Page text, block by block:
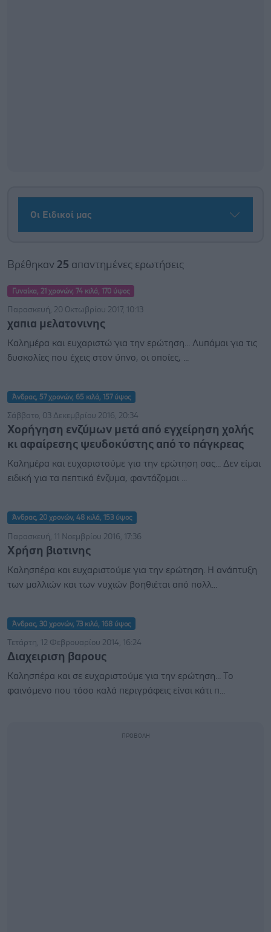
Οι Ειδικοί μας
Βρέθηκαν 25 απαντημένες ερωτήσεις
Γυναίκα, 21 χρονών, 74 κιλά, 170 ύψος
Παρασκευή, 20 Οκτωβρίου 2017, 10:13
χαπια μελατονινης
Καλημέρα και ευχαριστώ για την ερώτηση... Λυπάμαι για τις
δυσκολίες που έχεις στον ύπνο, οι οποίες, ...
Άνδρας, 57 χρονών, 65 κιλά, 157 ύψος
Σάββατο, 03 Δεκεμβρίου 2016, 20:34
Χορήγηση ενζύμων μετά από εγχείρηση χολής
κι αφαίρεσης ψευδοκύστης από το πάγκρεας
Καλημέρα και ευχαριστούμε για την ερώτηση σας... Δεν είμαι
ειδική για τα πεπτικά ένζυμα, φαντάζομαι ...
Άνδρας, 20 χρονών, 48 κιλά, 153 ύψος
Παρασκευή, 11 Νοεμβρίου 2016, 17:36
Χρήση βιοτινης
Καλησπέρα και ευχαριστούμε για την ερώτηση. Η ανάπτυξη
των μαλλιών και των νυχιών βοηθιέται από πολλ...
Άνδρας, 30 χρονών, 73 κιλά, 168 ύψος
Τετάρτη, 12 Φεβρουαρίου 2014, 16:24
Διαχειριση βαρους
Καλησπέρα και σε ευχαριστούμε για την ερώτηση... Το
φαινόμενο που τόσο καλά περιγράφεις είναι κάτι π...